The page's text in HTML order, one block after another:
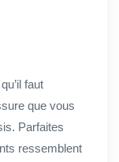
faut
que vous
Parfaites
ressemblent